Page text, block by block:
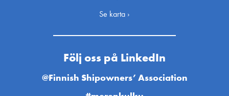
Se karta ›
Följ oss på LinkedIn
@Finnish Shipowners’ Association